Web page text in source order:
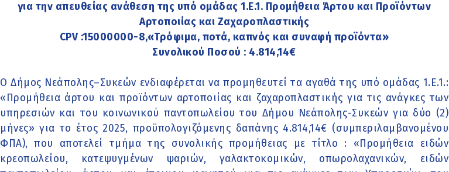
για την απευθείας ανάθεση της υπό ομάδας 1.Ε.1. Προμήθεια Άρτου και Προϊόντων
Αρτοποιίας και Ζαχαροπλαστικής
CPV :15000000-8,«Τρόφιμα, ποτά, καπνός και συναφή προϊόντα»
Συνολικού Ποσού : 4.814,14€
Ο Δήμος Νεάπολης–Συκεών ενδιαφέρεται να προμηθευτεί τα αγαθά της υπό ομάδας 1.Ε.1.:
«Προμήθεια άρτου και προϊόντων αρτοποιίας και ζαχαροπλαστικής για τις ανάγκες των
υπηρεσιών και του κοινωνικού παντοπωλείου του Δήμου Νεάπολης-Συκεών για δύο (2)
μήνες» για το έτος 2025, προϋπολογιζόμενης δαπάνης 4.814,14€ (συμπεριλαμβανομένου
ΦΠΑ), που αποτελεί τμήμα της συνολικής προμήθειας με τίτλο : «Προμήθεια ειδών
κρεοπωλείου, κατεψυγμένων ψαριών, γαλακτοκομικών, οπωρολαχανικών, ειδών